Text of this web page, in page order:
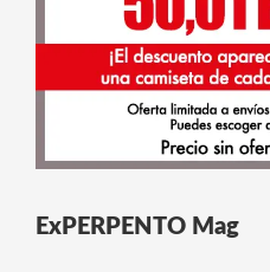
ExPERPENTO Mag